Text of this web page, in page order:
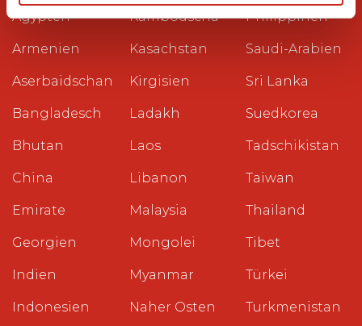
Ägypten
Armenien
Aserbaidschan
Bangladesch
Bhutan
China
Emirate
Georgien
Indien
Indonesien
Kambodscha
Kasachstan
Kirgisien
Ladakh
Laos
Libanon
Malaysia
Mongolei
Myanmar
Naher Osten
Philippinen
Saudi-Arabien
Sri Lanka
Suedkorea
Tadschikistan
Taiwan
Thailand
Tibet
Türkei
Turkmenistan